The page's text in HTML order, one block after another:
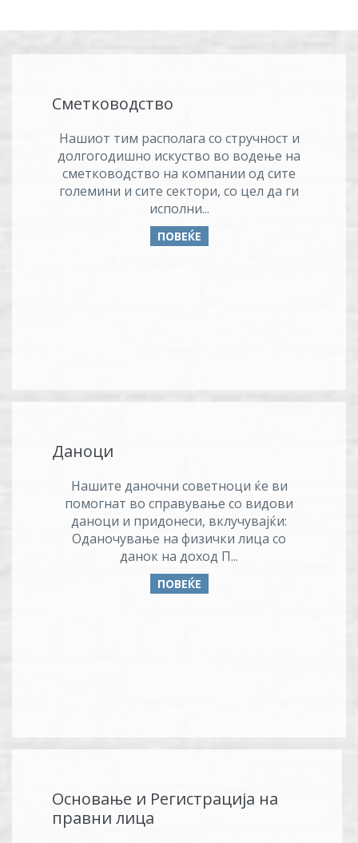
Сметководство
Нашиот тим располага со стручност и
долгогодишно искуство во водење на
сметководство на компании од сите
големини и сите сектори, со цел да ги
исполни...
ПОВЕЌЕ
Даноци
Нашите даночни советноци ќе ви
помогнат во справување со видови
даноци и придонеси, вклучувајќи:
Оданочување на физички лица со
данок на доход П...
ПОВЕЌЕ
Основање и Регистрација на
правни лица